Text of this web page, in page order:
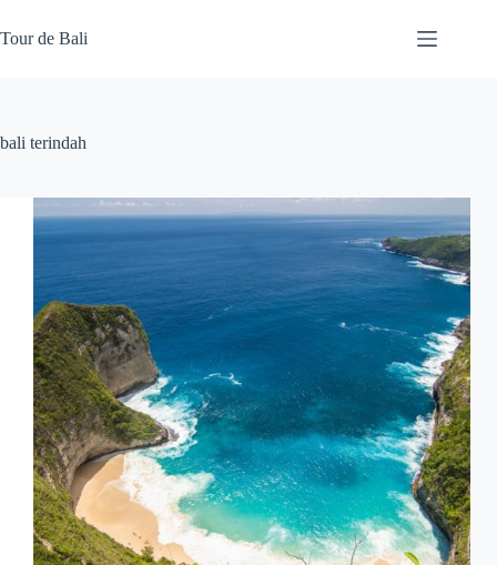
to
content
Tour de Bali
bali terindah